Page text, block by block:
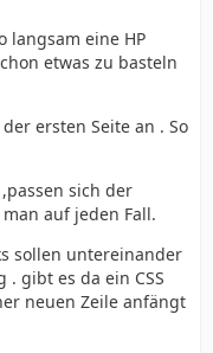
langsam eine HP
etwas zu basteln
ersten Seite an . So
sich der
auf jeden Fall.
sollen untereinander
gibt es da ein CSS
neuen Zeile anfängt